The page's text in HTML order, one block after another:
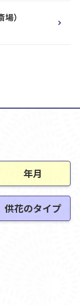
）
年月
供花のタイプ